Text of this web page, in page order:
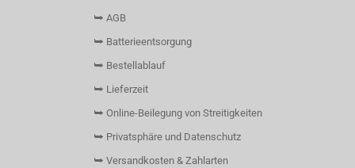
⮩ AGB
⮩ Batterieentsorgung
⮩ Bestellablauf
⮩ Lieferzeit
⮩ Online-Beilegung von Streitigkeiten
⮩ Privatsphäre und Datenschutz
⮩ Versandkosten & Zahlarten